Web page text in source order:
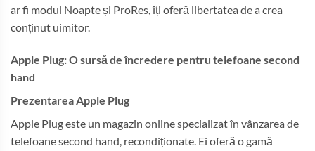
ar fi modul Noapte și ProRes, îți oferă libertatea de a crea
conținut uimitor.
Apple Plug: O sursă de încredere pentru telefoane second
hand
Prezentarea Apple Plug
Apple Plug este un magazin online specializat în vânzarea de
telefoane second hand, recondiționate. Ei oferă o gamă